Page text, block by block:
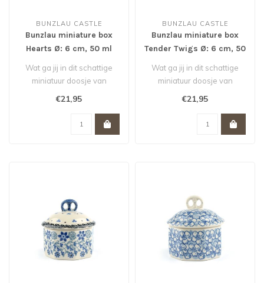
BUNZLAU CASTLE
Bunzlau miniature box
Hearts Ø: 6 cm, 50 ml
Wat ga jij in dit schattige
miniatuur doosje van
Bunzlau doen? Een paar
€21,95
BUNZLAU CASTLE
Bunzlau miniature box
Tender Twigs Ø: 6 cm, 50
ml
Wat ga jij in dit schattige
miniatuur doosje van
Bunzlau doen? Een paar
€21,95